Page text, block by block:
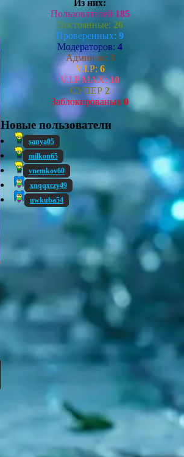
Из них:
Пользователей 185
Постоянные: 26
Проверенных: 9
Модераторов: 4
Админов: 3
V.I.P: 6
V.I.P MAX:10
СУПЕР 2
Заблокированых 0
Новые пользователи
sanya05
milkon65
vnemkov60
xnqqxczy49
uwkuba54